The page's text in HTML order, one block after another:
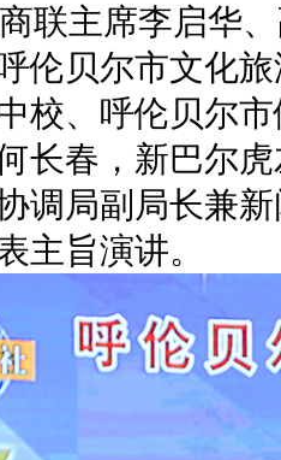
联主席李启华
伦贝尔市文化
校、呼伦贝尔
长春，新巴尔
调局副局长兼
主旨演讲。